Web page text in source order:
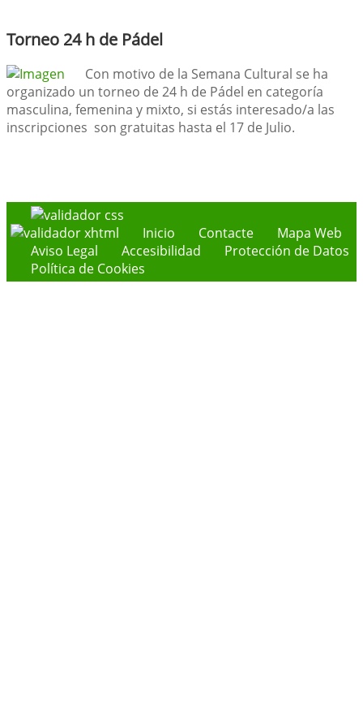
Torneo 24 h de Pádel
Con motivo de la Semana Cultural se ha
organizado un torneo de 24 h de Pádel en categoría
masculina, femenina y mixto, si estás interesado/a las
inscripciones son gratuitas hasta el 17 de Julio.
Inicio Contacte
Mapa Web
Aviso Legal
Accesibilidad
Protección de Datos
Política de Cookies